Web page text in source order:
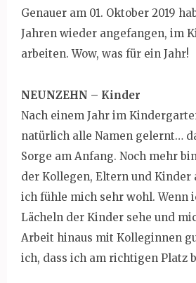
Genauer am 01. Oktober 2019
Jahren wieder angefangen, im
arbeiten. Wow, was für ein Jahr!
NEUNZEHN – Kinder
Nach einem Jahr im
natürlich alle Namen gelernt…
Sorge am Anfang. Noch mehr
der Kollegen, Eltern und Kinder
ich fühle mich sehr wohl. Wenn
Lächeln der Kinder sehe und
Arbeit hinaus mit Kolleginnen
ich, dass ich am richtigen Platz